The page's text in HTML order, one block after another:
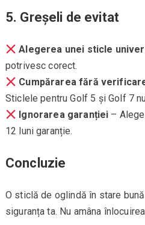
5. Greșeli de evitat
Alegerea unei sticle
potrivesc corect.
Cumpărarea fără
Sticlele pentru Golf 5 și Golf 7
Ignorarea garanției –
12 luni garanție.
Concluzie
O sticlă de oglindă în stare
siguranța ta. Nu amâna